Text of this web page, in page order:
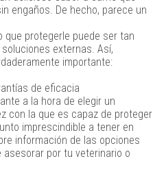
engaños. De hecho, parece un
que protegerle puede ser tan
externas. Así,
importante:
de eficacia
a la hora de elegir un
con la que es capaz de proteger
imprescindible a tener en
información de las opciones
por tu veterinario o